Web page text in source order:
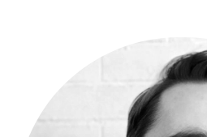
Начать обучение
Открыт набор в весеннюю группу.
Старт — 9 июля. Место на курсе